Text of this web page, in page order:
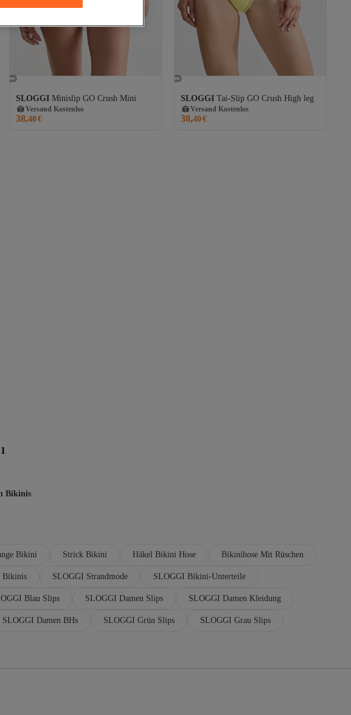
SLOGGI Minislip GO Crush Mini
Gratis Versand
Versand Kostenlos
38,40€
SLOGGI Tai-Slip GO Crush High leg
Gratis Versand
Versand Kostenlos
38,40€
1
Bikinis
Bikini Strick Bikini Häkel Bikini Hose Bikinihose Mit Rüschen
Bikinis SLOGGI Strandmode SLOGGI Bikini-Unterteile
Blau Slips SLOGGI Damen Slips SLOGGI Damen Kleidung
SLOGGI Damen BHs SLOGGI Grün Slips SLOGGI Grau Slips